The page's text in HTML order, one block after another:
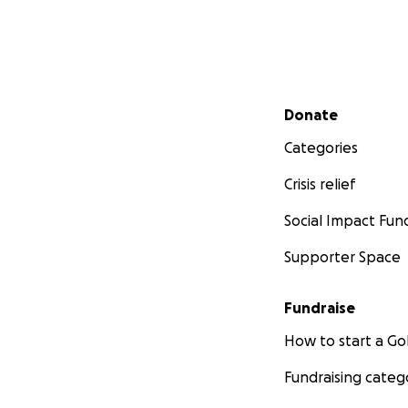
Hoy, a pesar de
Secondary menu
Donate
Categories
Crisis relief
Social Impact
Supporter Space
Fundraise
How to start a
Fundraising